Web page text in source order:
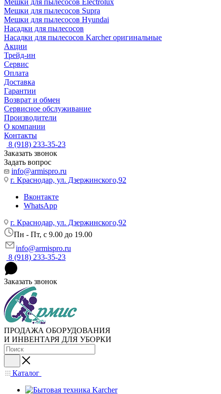
Мешки для пылесосов Electrolux
Мешки для пылесосов Supra
Мешки для пылесосов Hyundai
Насадки для пылесосов
Насадки для пылесосов Karcher оригинальные
Акции
Трейд-ин
Сервис
Оплата
Доставка
Гарантии
Возврат и обмен
Сервисное обслуживание
Производители
О компании
Контакты
8 (918) 233-35-23
Заказать звонок
Задать вопрос
info@armispro.ru
г. Краснодар, ул. Дзержинского,92
Вконтакте
WhatsApp
г. Краснодар, ул. Дзержинского,92
Пн - Пт, c 9.00 до 19.00
info@armispro.ru
8 (918) 233-35-23
Заказать звонок
ПРОДАЖА ОБОРУДОВАНИЯ
И ИНВЕНТАРЯ ДЛЯ УБОРКИ
Каталог